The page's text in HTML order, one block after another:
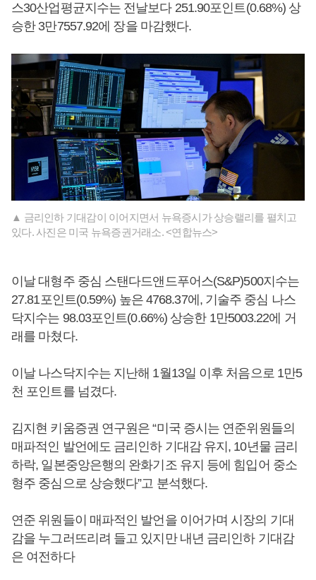
스30산업평균지수는 전날보다 251.90포인트(0.68%) 상
승한 3만7557.92에 장을 마감했다.
▲ 금리인하 기대감이 이어지면서 뉴욕증시가 상승랠리를 펼치고
있다. 사진은 미국 뉴욕증권거래소. <연합뉴스>
이날 대형주 중심 스탠다드앤드푸어스(S&P)500지수는
27.81포인트(0.59%) 높은 4768.37에, 기술주 중심 나스
닥지수는 98.03포인트(0.66%) 상승한 1만5003.22에 거
래를 마쳤다.
이날 나스닥지수는 지난해 1월13일 이후 처음으로 1만5
천 포인트를 넘겼다.
김지현 키움증권 연구원은 “미국 증시는 연준위원들의
매파적인 발언에도 금리인하 기대감 유지, 10년물 금리
하락, 일본중앙은행의 완화기조 유지 등에 힘입어 중소
형주 중심으로 상승했다”고 분석했다.
연준 위원들이 매파적인 발언을 이어가며 시장의 기대
감을 누그러뜨리려 들고 있지만 내년 금리인하 기대감
은 여전하다